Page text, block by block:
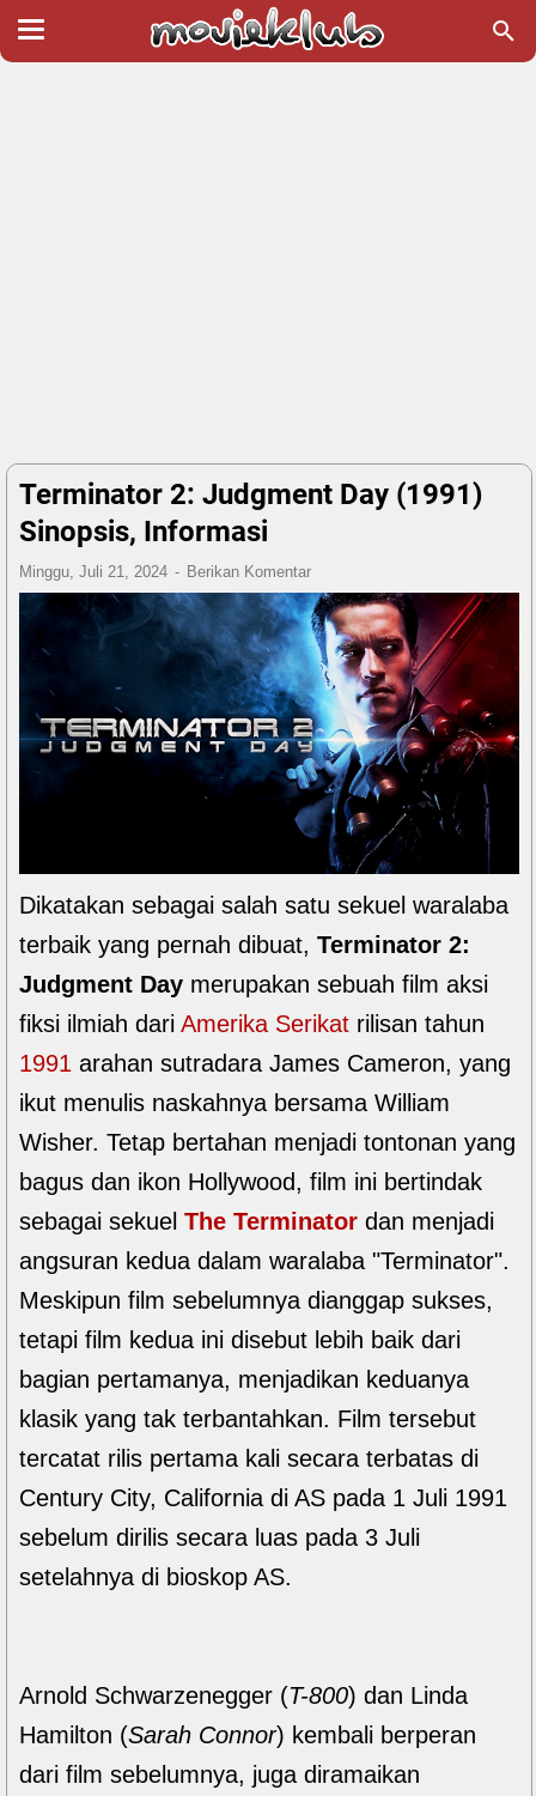
Terminator 2: Judgment Day (1991)
Sinopsis, Informasi
Minggu, Juli 21, 2024 Berikan Komentar
Dikatakan sebagai salah satu sekuel waralaba
terbaik yang pernah dibuat, Terminator 2:
Judgment Day merupakan sebuah film aksi
fiksi ilmiah dari Amerika Serikat rilisan tahun
1991 arahan sutradara James Cameron, yang
ikut menulis naskahnya bersama William
Wisher. Tetap bertahan menjadi tontonan yang
bagus dan ikon Hollywood, film ini bertindak
sebagai sekuel The Terminator dan menjadi
angsuran kedua dalam waralaba "Terminator".
Meskipun film sebelumnya dianggap sukses,
tetapi film kedua ini disebut lebih baik dari
bagian pertamanya, menjadikan keduanya
klasik yang tak terbantahkan. Film tersebut
tercatat rilis pertama kali secara terbatas di
Century City, California di AS pada 1 Juli 1991
sebelum dirilis secara luas pada 3 Juli
setelahnya di bioskop AS.
Arnold Schwarzenegger (T-800) dan Linda
Hamilton (Sarah Connor) kembali berperan
dari film sebelumnya, juga diramaikan